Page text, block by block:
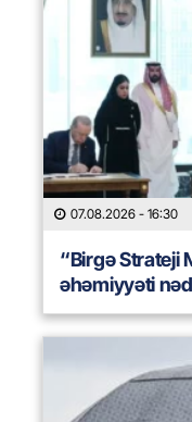
07.08.2026 - 16:30
“Birgə Strateji
əhəmiyyəti